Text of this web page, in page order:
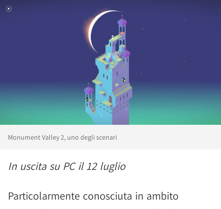
Monument Valley 2, uno degli scenari
In uscita su PC il 12 luglio
Particolarmente conosciuta in ambito